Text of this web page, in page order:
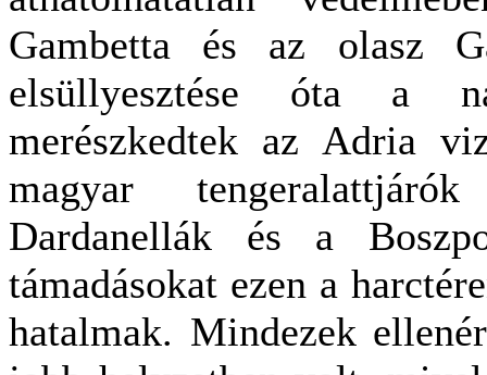
Gambetta és az olasz
elsüllyesztése óta a
merészkedtek az Adria
magyar
Dardanellák és a
támadásokat ezen a
hatalmak. Mindezek